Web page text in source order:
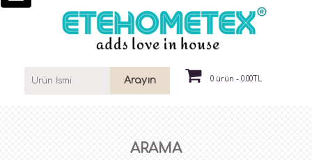
Arayın 0 ürün - 0.00TL
ARAMA